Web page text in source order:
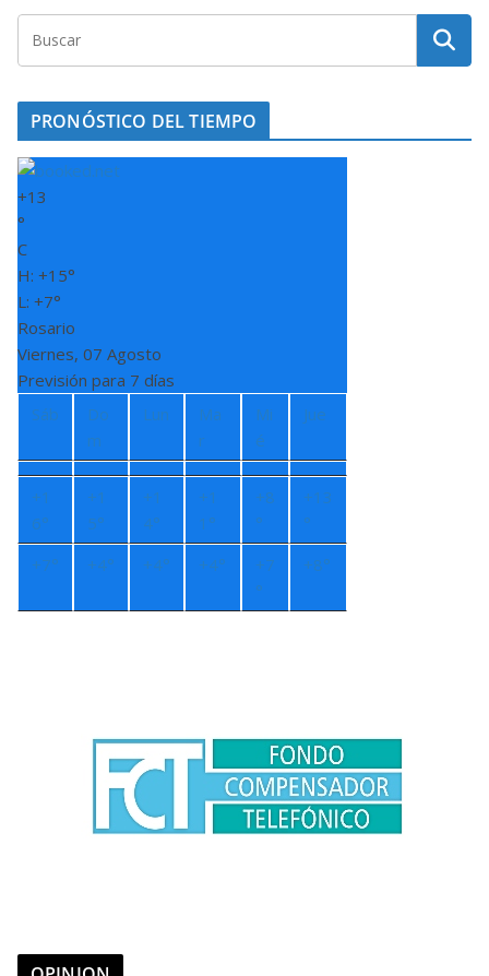
PRONÓSTICO DEL TIEMPO
+13
°
C
H: +15°
L: +7°
Rosario
Viernes, 07 Agosto
Previsión para 7 días
Sáb
Do
m
Lun
Ma
r
Mi
é
Jue
+1
6°
+1
5°
+1
4°
+1
1°
+8
°
+13
°
+7° +4° +4° +4° +7
°
+8°